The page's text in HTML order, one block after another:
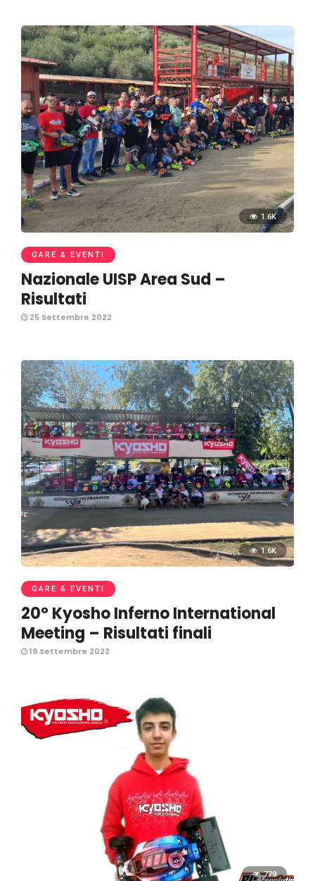
1.6K
GARE & EVENTI
Nazionale UISP Area Sud –
Risultati
25 Settembre 2022
1.6K
GARE & EVENTI
20° Kyosho Inferno International
Meeting – Risultati finali
19 Settembre 2022
779